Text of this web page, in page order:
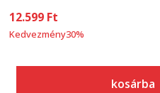
12.599 Ft
Kedvezmény30%
kosárba